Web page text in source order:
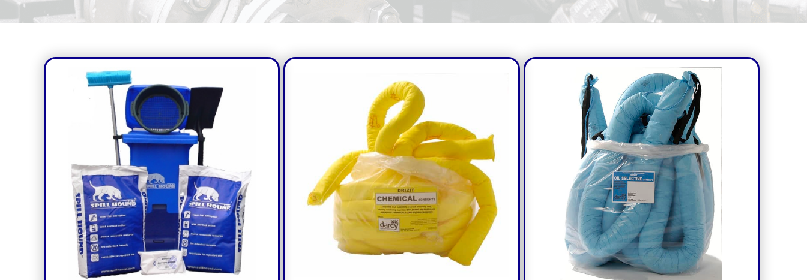
אצלנו עם מגוון חברות בינלאומיות בתחום חומרי האטימה,
ציפויים ואיכות הסביבה
תחזרו אלי בהקדם